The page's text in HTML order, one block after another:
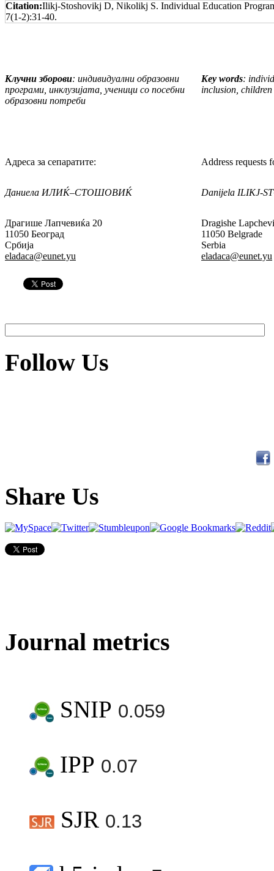
Citation:Ilikj-Stoshovikj D, Nikolikj S. Individual Education
7(1-2):31-40.
Клучни зборови: индивидуални образовни
програми, инклузијата, ученици со посебни
образовни потреби
Key words:
inclusion,
Адреса за сепаратите: Address requests
Даниела ИЛИЌ–СТОШОВИЌ Danijela ILIКЈ-
Драгише Лапчевиќа 20
11050 Београд
Србија
eladaca@eunet.yu
Dragishe
11050 Belgrade
Serbia
eladaca@eunet.yu
Follow Us
Share Us
Journal metrics
SNIP 0.059
IPP 0.07
SJR 0.13